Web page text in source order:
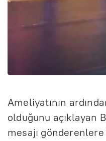
Ameliyatının
olduğunu açıklayan
mesajı